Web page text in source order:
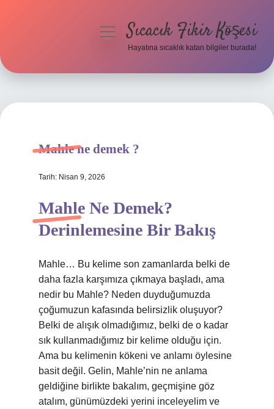
Hakkımızda
menüyüSıcacık Fikir Köşesi
Hayatına sıcaklık katan bilgiler burada!
Mahle ne demek ?
Tarih: Nisan 9, 2026
Mahle Ne Demek?
Derinlemesine Bir Bakış
Mahle… Bu kelime son zamanlarda belki de
daha fazla karşımıza çıkmaya başladı, ama
nedir bu Mahle? Neden duyduğumuzda
çoğumuzun kafasında belirsizlik oluşuyor?
Belki de alışık olmadığımız, belki de o kadar
sık kullanmadığımız bir kelime olduğu için.
Ama bu kelimenin kökeni ve anlamı öylesine
basit değil. Gelin, Mahle’nin ne anlama
geldiğine birlikte bakalım, geçmişine göz
atalım, günümüzdeki yerini inceleyelim ve